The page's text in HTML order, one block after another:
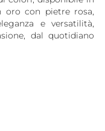
con pietre rosa,
e versatilità,
dal quotidiano